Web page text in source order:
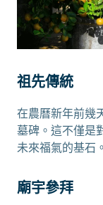
祖先傳統
在農曆新年前幾
墓碑。這不僅是
未來福氣的基石。
廟宇參拜